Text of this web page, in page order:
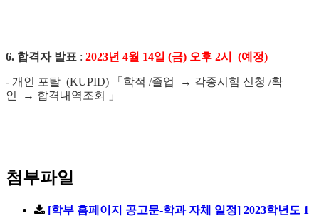
6. 합격자 발표 : 2023년 4월 14일 (금) 오후 2시 (예정)
- 개인 포탈 (KUPID) 「 학적 /졸업 → 각종시험 신청 /확
인
→ 합격내역조회 」
첨부파일
[학부 홈페이지 공고문-학과 자체 일정] 2023학년도 1